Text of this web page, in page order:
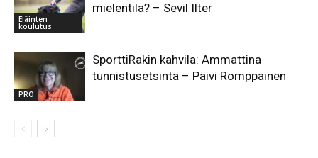
Eläinten
koulutus
mielentila? – Sevil Ilter
PRO
SporttiRakin kahvila: Ammattina
tunnistusetsintä – Päivi Romppainen